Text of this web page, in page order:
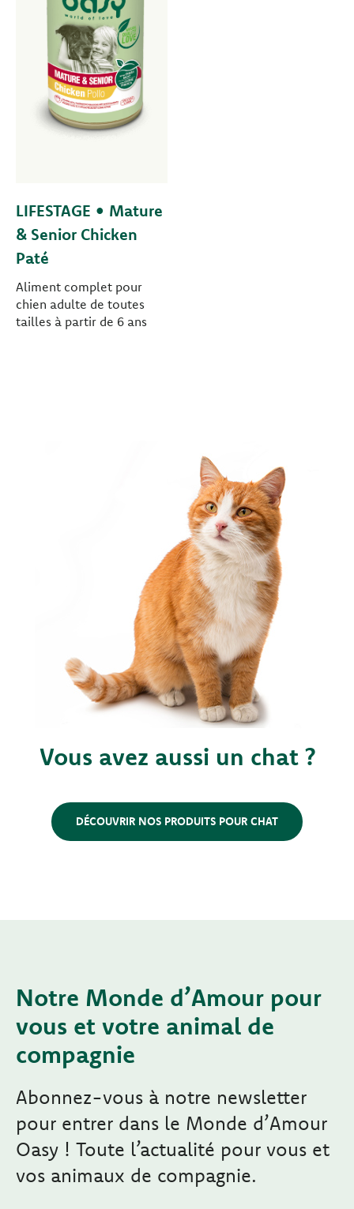
LIFESTAGE • Mature
& Senior Chicken
Paté
Aliment complet pour
chien adulte de toutes
tailles à partir de 6 ans
Vous avez aussi un chat ?
DÉCOUVRIR NOS PRODUITS POUR CHAT
Notre Monde d’Amour pour
vous et votre animal de
compagnie
Abonnez-vous à notre newsletter
pour entrer dans le Monde d’Amour
Oasy ! Toute l’actualité pour vous et
vos animaux de compagnie.